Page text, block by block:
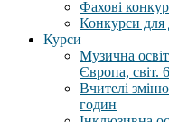
Фахові
Конкурси для
Курси
Музична
Європа, світ.
Вчителі
годин